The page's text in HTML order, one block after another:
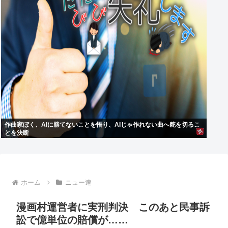
作曲家ぼく、AIに勝てないことを悟り、AIじゃ作れない曲へ舵を切るこ
とを決断
ホーム ニュー速
漫画村運営者に実刑判決 このあと民事訴
訟で億単位の賠償が……